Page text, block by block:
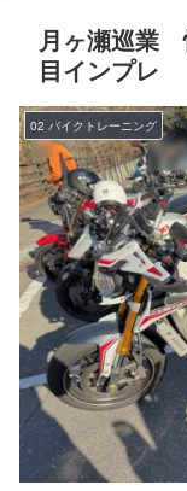
月ヶ瀬巡業
目インプレ
02 バイクトレーニング